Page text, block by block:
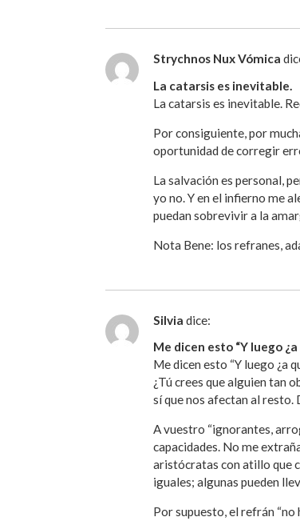
Strychnos Nux Vómica
La catarsis es inevitable.
La catarsis es inevitable.
Por consiguiente, por
oportunidad de corregir
La salvación es personal,
yo no. Y en el infierno me
puedan sobrevivir a la
Nota Bene: los refranes,
Silvia dice:
Me dicen esto “Y luego ¿a
Me dicen esto “Y luego ¿a
¿Tú crees que alguien tan
sí que nos afectan al resto.
A vuestro “ignorantes,
capacidades. No me
aristócratas con atillo que
iguales; algunas pueden
Por supuesto, el refrán “no